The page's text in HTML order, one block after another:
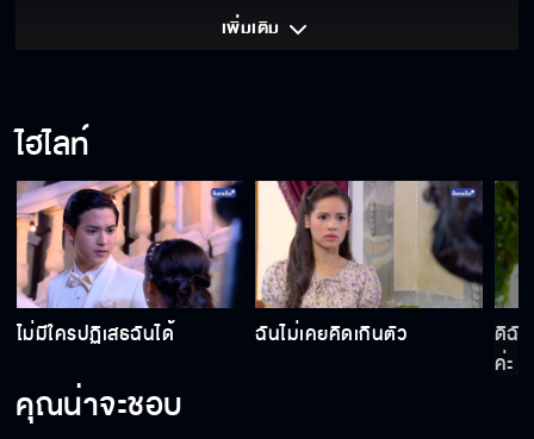
เพิ่มเติม
ไฮไลท์
ไม่มีใครปฏิเสธฉันได้ ฉันไม่เคยคิดเกินตัว
ดิฉัน
ค่ะ
คุณน่าจะชอบ